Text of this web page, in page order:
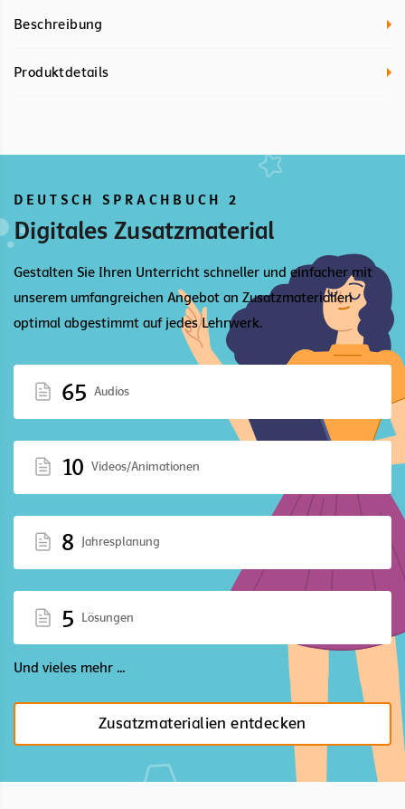
Beschreibung
Produktdetails
DEUTSCH SPRACHBUCH 2
Digitales Zusatzmaterial
Gestalten Sie Ihren Unterricht schneller und einfacher mit
unserem umfangreichen Angebot an Zusatzmaterialien
optimal abgestimmt auf jedes Lehrwerk.
65 Audios
10 Videos/Animationen
8 Jahresplanung
5 Lösungen
Und vieles mehr ...
Zusatzmaterialien entdecken